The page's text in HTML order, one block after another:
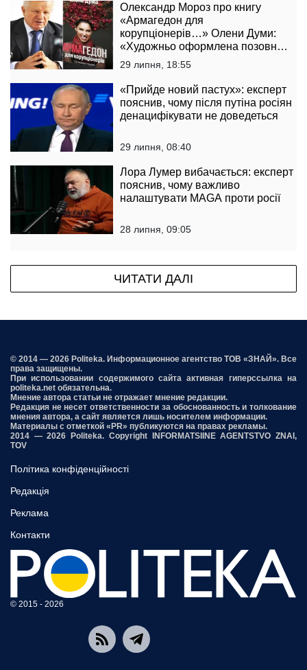
Олександр Мороз про книгу
«Армагедон для
корупціонерів…» Олени Думи:
«Художньо оформлена позовна
заява до державної влади»
29 липня, 18:55
«Прийде новий пастух»: експерт
пояснив, чому після путіна росіян
денацифікувати не доведеться
29 липня, 08:40
Лора Лумер вибачається: експерт
пояснив, чому важливо
налаштувати MAGA проти росії
28 липня, 09:05
ЧИТАТИ ДАЛІ
© 2014 — 2026 Politeka. Информационное агентство ТОВ «ЗНАЙ». Все
права защищены.
При использовании содержимого сайта активная гиперссылка на
politeka.net обязательна.
Мнение автора статьи не отражает мнение редакции.
Редакция не несет ответственности за обоснованность и толкование
мнения автора, а сайт является лишь носителем информации.
Материалы с отметкой «PR» публикуются на правах рекламы.
2014 — 2026 Politeka. Copyright INFORMATSIINE AGENTSTVO ZNAI,
TOV
Політика конфіденційності
Редакція
Реклама
Контакти
© 2015 - 2026